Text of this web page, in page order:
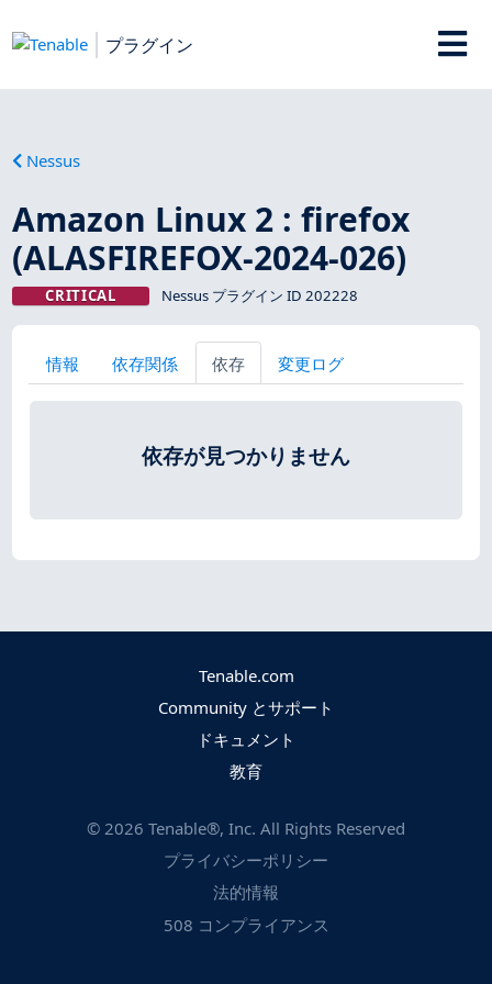
プラグイン
Nessus
Amazon Linux 2 : firefox
(ALASFIREFOX-2024-026)
CRITICAL Nessus プラグイン ID 202228
情報 依存関係 依存 変更ログ
依存が見つかりません
Tenable.com
Community とサポート
ドキュメント
教育
© 2026 Tenable®, Inc. All Rights Reserved
プライバシーポリシー
法的情報
508 コンプライアンス